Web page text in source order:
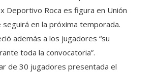
Deportivo Roca es figura en Unión
seguirá en la próxima temporada.
además a los jugadores “su
toda la convocatoria”.
de 30 jugadores presentada el